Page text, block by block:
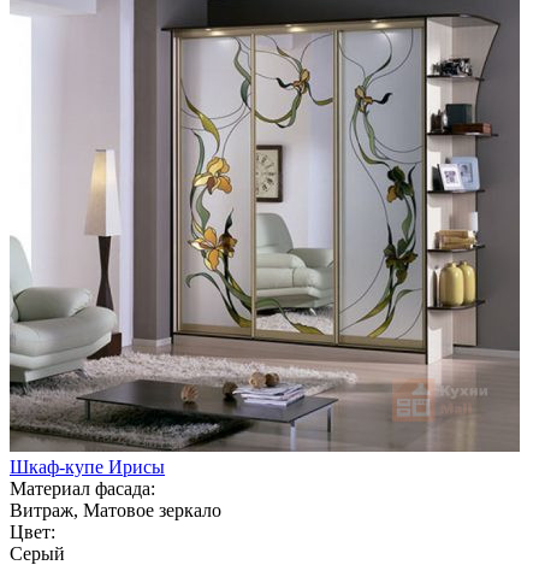
Шкаф-купе Ирисы
Материал фасада:
Витраж, Матовое зеркало
Цвет:
Серый